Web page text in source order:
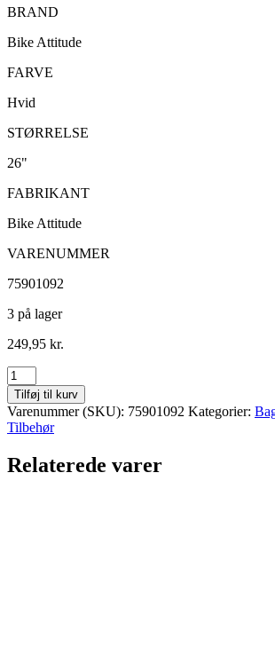
BRAND
Bike Attitude
FARVE
Hvid
STØRRELSE
26"
FABRIKANT
Bike Attitude
VARENUMMER
75901092
3 på lager
249,95 kr.
BAGAGEBÆRER
BIKE
ATTITUDE
26"/700C
antal
Tilføj til kurv
Varenummer (SKU): 75901092 Kategorier:
Tilbehør
Relaterede varer